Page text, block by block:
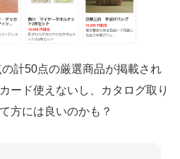
計50点の厳選商品が掲載され
ード使えないし、カタログ取り
方には良いのかも？